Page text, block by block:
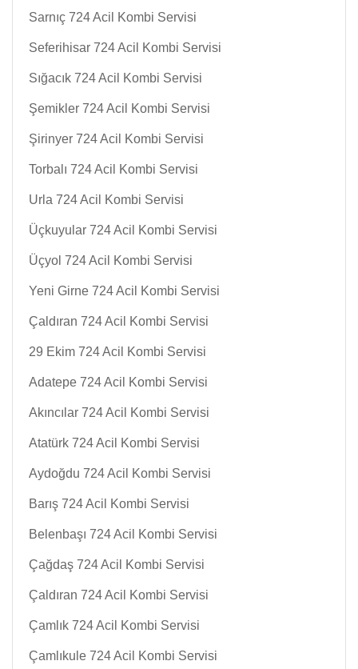
Sarnıç 724 Acil Kombi Servisi
Seferihisar 724 Acil Kombi Servisi
Sığacık 724 Acil Kombi Servisi
Şemikler 724 Acil Kombi Servisi
Şirinyer 724 Acil Kombi Servisi
Torbalı 724 Acil Kombi Servisi
Urla 724 Acil Kombi Servisi
Üçkuyular 724 Acil Kombi Servisi
Üçyol 724 Acil Kombi Servisi
Yeni Girne 724 Acil Kombi Servisi
Çaldıran 724 Acil Kombi Servisi
29 Ekim 724 Acil Kombi Servisi
Adatepe 724 Acil Kombi Servisi
Akıncılar 724 Acil Kombi Servisi
Atatürk 724 Acil Kombi Servisi
Aydoğdu 724 Acil Kombi Servisi
Barış 724 Acil Kombi Servisi
Belenbaşı 724 Acil Kombi Servisi
Çağdaş 724 Acil Kombi Servisi
Çaldıran 724 Acil Kombi Servisi
Çamlık 724 Acil Kombi Servisi
Çamlıkule 724 Acil Kombi Servisi